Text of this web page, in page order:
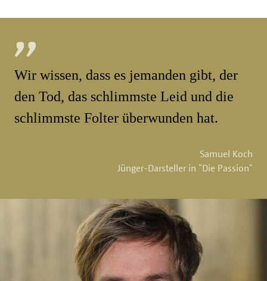
Wir wissen, dass es jemanden gibt, der
den Tod, das schlimmste Leid und die
schlimmste Folter überwunden hat.
Samuel Koch
Jünger-Darsteller in "Die Passion"